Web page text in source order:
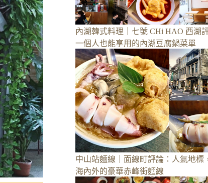
內湖韓式料理｜七號 CHi HAO 西湖
一個人也能享用的內湖豆腐鍋菜單
中山站麵線｜面線町評論：人氣地標
海內外的豪華赤峰街麵線